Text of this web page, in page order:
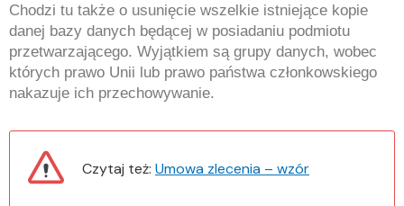
Chodzi tu także o usunięcie wszelkie istniejące kopie
danej bazy danych będącej w posiadaniu podmiotu
przetwarzającego. Wyjątkiem są grupy danych, wobec
których prawo Unii lub prawo państwa członkowskiego
nakazuje ich przechowywanie.
Czytaj też: Umowa zlecenia – wzór